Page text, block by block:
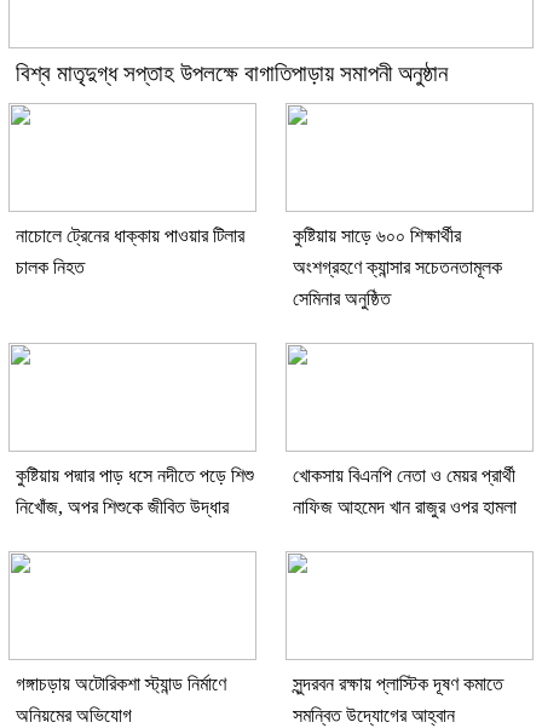
বিশ্ব মাতৃদুগ্ধ সপ্তাহ উপলক্ষে বাগাতিপাড়ায় সমাপনী অনুষ্ঠান
নাচোলে ট্রেনের ধাক্কায় পাওয়ার টিলার
চালক নিহত
কুষ্টিয়ায় সাড়ে ৬০০ শিক্ষার্থীর
অংশগ্রহণে ক্যান্সার সচেতনতামূলক
সেমিনার অনুষ্ঠিত
কুষ্টিয়ায় পদ্মার পাড় ধসে নদীতে পড়ে শিশু
নিখোঁজ, অপর শিশুকে জীবিত উদ্ধার
খোকসায় বিএনপি নেতা ও মেয়র প্রার্থী
নাফিজ আহমেদ খান রাজুর ওপর হামলা
গঙ্গাচড়ায় অটোরিকশা স্ট্যান্ড নির্মাণে
অনিয়মের অভিযোগ
সুন্দরবন রক্ষায় প্লাস্টিক দূষণ কমাতে
সমন্বিত উদ্যোগের আহ্বান